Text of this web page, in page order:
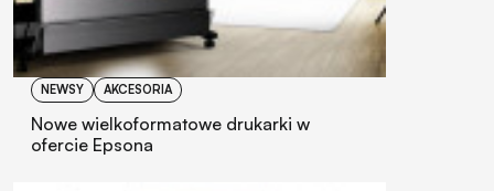
NEWSY AKCESORIA
Nowe wielkoformatowe drukarki w
ofercie Epsona